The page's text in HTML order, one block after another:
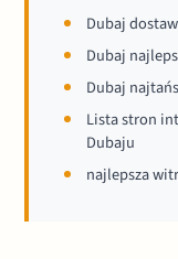
Dubaj
Dubaj
Dubaj
Lista stron
Dubaju
najlepsza